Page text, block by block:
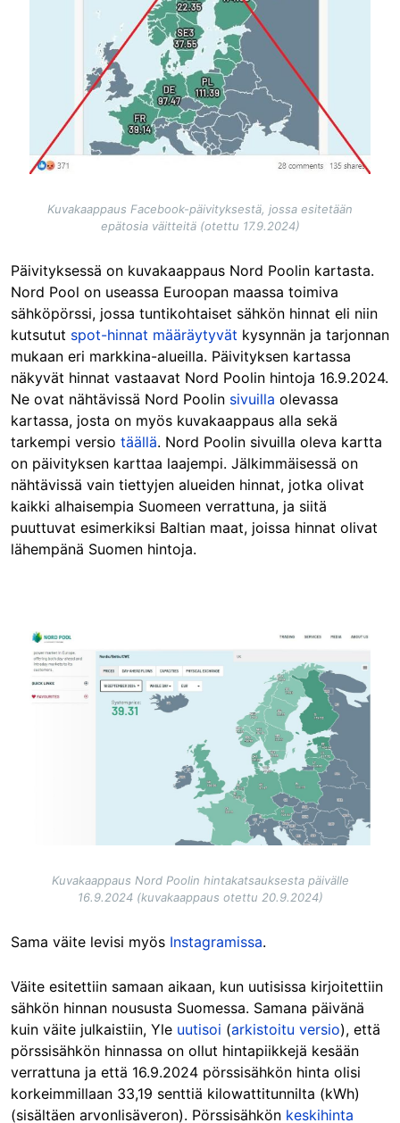
Kuvakaappaus Facebook-päivityksestä, jossa esitetään
epätosia väitteitä (otettu 17.9.2024)
Päivityksessä on kuvakaappaus Nord Poolin kartasta.
Nord Pool on useassa Euroopan maassa toimiva
sähköpörssi, jossa tuntikohtaiset sähkön hinnat eli niin
kutsutut spot-hinnat määräytyvät kysynnän ja tarjonnan
mukaan eri markkina-alueilla. Päivityksen kartassa
näkyvät hinnat vastaavat Nord Poolin hintoja 16.9.2024.
Ne ovat nähtävissä Nord Poolin sivuilla olevassa
kartassa, josta on myös kuvakaappaus alla sekä
tarkempi versio täällä. Nord Poolin sivuilla oleva kartta
on päivityksen karttaa laajempi. Jälkimmäisessä on
nähtävissä vain tiettyjen alueiden hinnat, jotka olivat
kaikki alhaisempia Suomeen verrattuna, ja siitä
puuttuvat esimerkiksi Baltian maat, joissa hinnat olivat
lähempänä Suomen hintoja.
Image
Kuvakaappaus Nord Poolin hintakatsauksesta päivälle
16.9.2024 (kuvakaappaus otettu 20.9.2024)
Sama väite levisi myös Instagramissa.
Väite esitettiin samaan aikaan, kun uutisissa kirjoitettiin
sähkön hinnan noususta Suomessa. Samana päivänä
kuin väite julkaistiin, Yle uutisoi (arkistoitu versio), että
pörssisähkön hinnassa on ollut hintapiikkejä kesään
verrattuna ja että 16.9.2024 pörssisähkön hinta olisi
korkeimmillaan 33,19 senttiä kilowattitunnilta (kWh)
(sisältäen arvonlisäveron). Pörssisähkön keskihinta